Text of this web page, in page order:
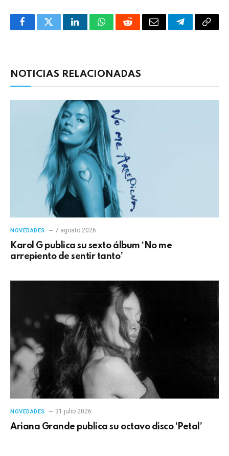
FacebookTwitterLinkedInWhatsAppRedditCorreoTelegrama
NOTICIAS RELACIONADAS
NOVEDADES 7 agosto 2026
Karol G publica su sexto álbum ‘No me
arrepiento de sentir tanto’
NOVEDADES 31 julio 2026
Ariana Grande publica su octavo disco ‘Petal’